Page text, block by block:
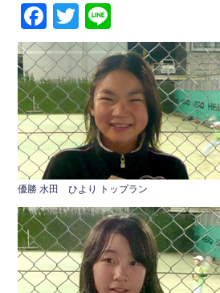
F
a
c
e
b
o
o
k
T
wi
tt
er
n
e
優勝 水田 ひより トップラン